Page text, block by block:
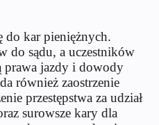
do kar pieniężnych.
do sądu, a uczestników
prawa jazdy i dowody
również zaostrzenie
przestępstwa za udział
surowsze kary dla